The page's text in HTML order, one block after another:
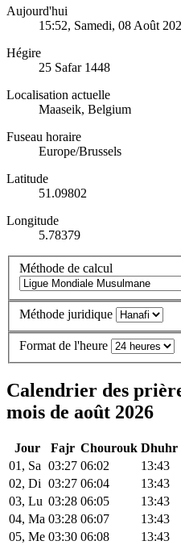
Aujourd'hui
15:52, Samedi, 08 Août
Hégire
25 Safar 1448
Localisation actuelle
Maaseik, Belgium
Fuseau horaire
Europe/Brussels
Latitude
51.09802
Longitude
5.78379
Méthode de calcul
Méthode juridique
Format de l'heure
Calendrier des
mois de août 2026
Jour Fajr Chourouk Dhuhr
01, Sa 03:27 06:02 13:43
02, Di 03:27 06:04 13:43
03, Lu 03:28 06:05 13:43
04, Ma 03:28 06:07 13:43
05, Me 03:30 06:08 13:43